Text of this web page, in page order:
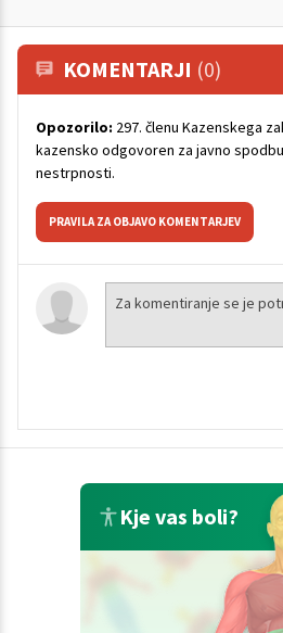
KOMENTARJI (0)
Opozorilo: 297. členu Kazenskega
kazensko odgovoren za javno
nestrpnosti.
PRAVILA ZA OBJAVO KOMENTARJEV
Kje vas boli?